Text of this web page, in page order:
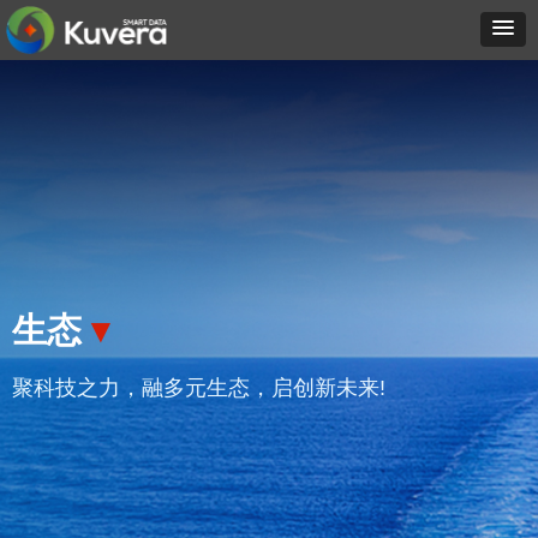
生态 ▾
聚科技之力，融多元生态，启创新未来!